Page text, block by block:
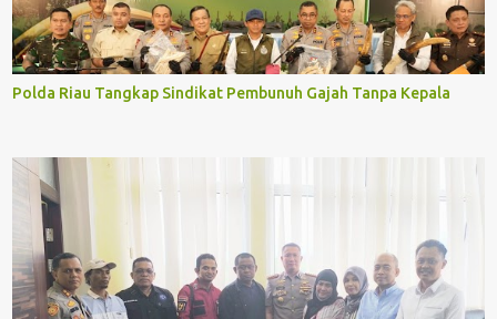
Polda Riau Tangkap Sindikat Pembunuh Gajah Tanpa Kepala